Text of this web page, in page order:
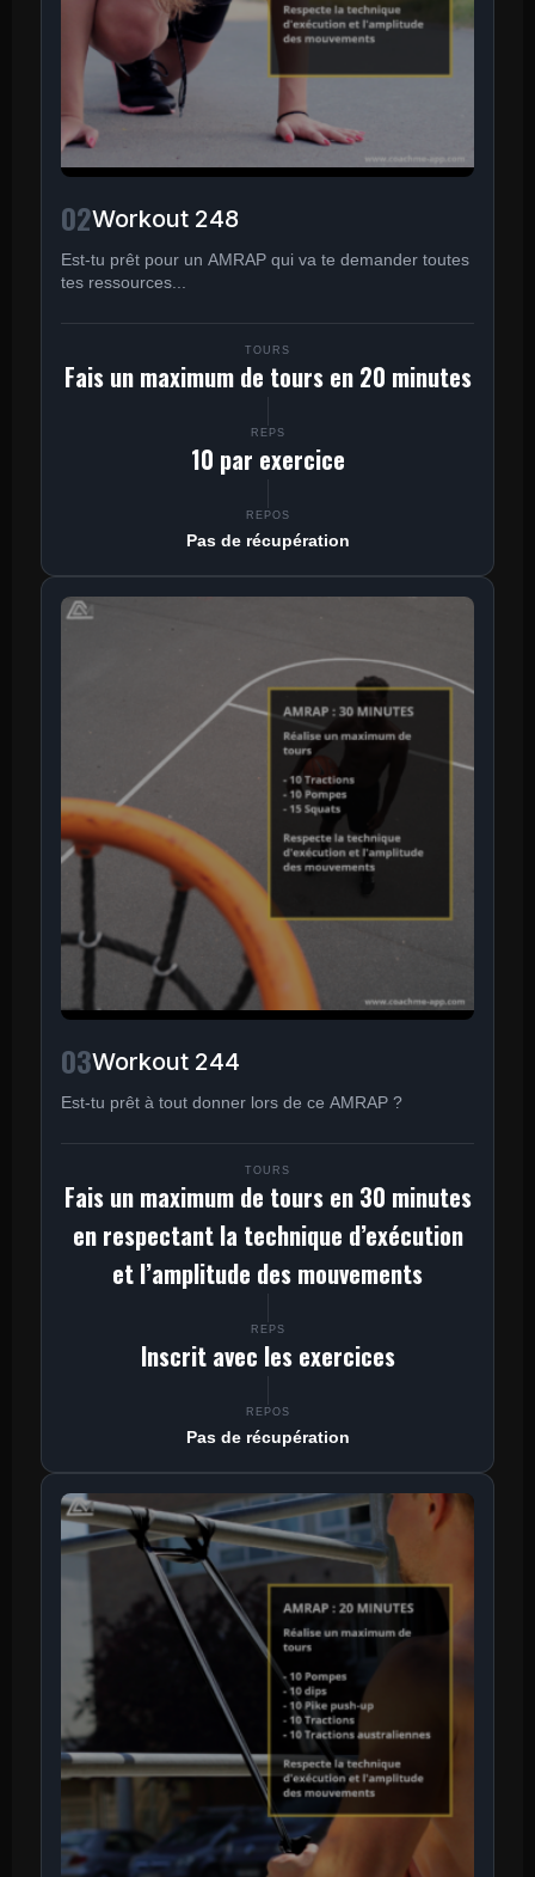
02Workout 248
Est-tu prêt pour un AMRAP qui va te demander toutes
tes ressources...
TOURS
Fais un maximum de tours en 20 minutes
REPS
10 par exercice
REPOS
Pas de récupération
03Workout 244
Est-tu prêt à tout donner lors de ce AMRAP ?
TOURS
Fais un maximum de tours en 30 minutes
en respectant la technique d’exécution
et l’amplitude des mouvements
REPS
Inscrit avec les exercices
REPOS
Pas de récupération